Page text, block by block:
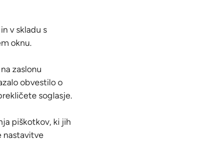
v skladu s
oknu.
zaslonu
obvestilo o
soglasje.
piškotkov, ki jih
nastavitve